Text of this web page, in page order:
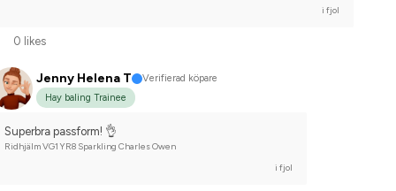
i fjol
0 likes
Jenny Helena T
Verifierad köpare
Hay baling Trainee
Superbra passform! 👌
Ridhjälm VG1 YR8 Sparkling Charles Owen
i fjol